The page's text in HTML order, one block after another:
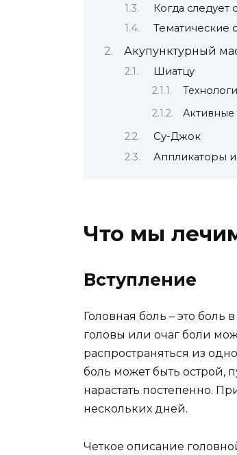
Когда следует
Тематические
Акупунктурный
Шиатцу
Активные
Су-Джок
Аппликаторы
Что мы
Вступление
Головная боль – это боль
головы или очаг боли
распространяться из
боль может быть острой,
нарастать постепенно.
нескольких дней.
Четкое описание